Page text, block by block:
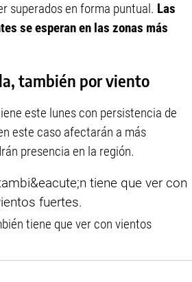
superados en forma puntual. Las
se esperan en las zonas más
también por viento
este lunes con persistencia de
este caso afectarán a más
presencia en la región.
tiene que ver con vientos